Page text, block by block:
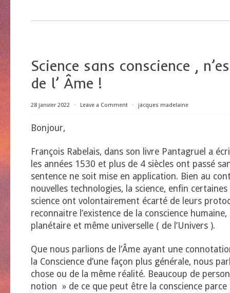
Science sans conscience ,
de l’ Âme !
28 janvier 2022 ⋅ Leave a Comment ⋅ jacques madelaine
Bonjour,
François Rabelais, dans son livre Pantagruel a
les années 1530 et plus de 4 siècles ont passé
sentence ne soit mise en application. Bien au
nouvelles technologies, la science, enfin
science ont volontairement écarté de leurs
reconnaitre l’existence de la conscience humaine,
planétaire et même universelle ( de l’Univers ).
Que nous parlions de l’Âme ayant une
la Conscience d’une façon plus générale, nous
chose ou de la même réalité. Beaucoup de
notion » de ce que peut être la conscience parce